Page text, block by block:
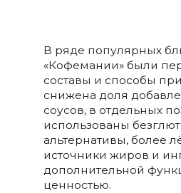
В ряде популярных
«Кофемании» были
составы и способы
снижена доля
соусов, в отдельных
использованы
альтернативы, более
источники жиров и
дополнительной
ценностью.